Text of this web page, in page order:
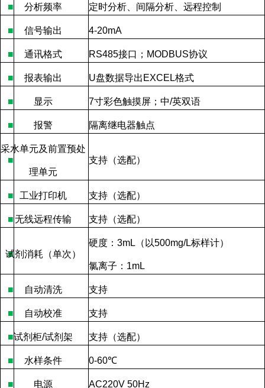
■ 分析频率 定时分析、间隔分析、远程控制
■ 信号输出 4-20mA
■ 通讯格式 RS485接口； MODBUS协议
■ 报表输出 U盘数据导出 EXCEL格式
■ 显示 7寸彩色触摸屏；中/英双语
■ 报警 隔离继电器触点
■
采水单元及前置预处
理单元
支持（选配）
■ 工业打印机 支持（选配）
■ 无线远程传输 支持（选配）
■
试剂消耗（单次）
硬度： 3mL （以500mg/L标样计）
氯离子： 1mL
■ 自动清洗 支持
■ 自动校准 支持
■试剂柜/试剂架 支持（选配）
■ 水样条件 0-60℃
■ 电源 AC220V 50Hz